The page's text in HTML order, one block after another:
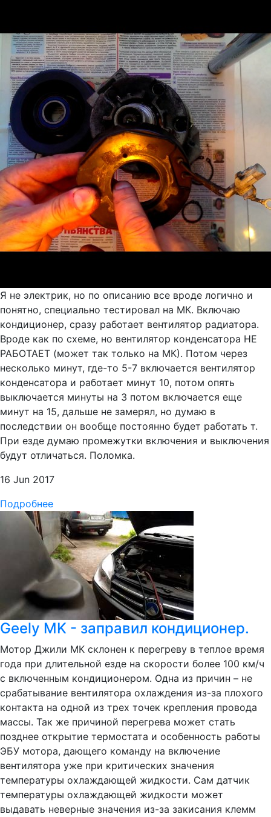
Я не электрик, но по описанию все вроде логично и
понятно, специально тестировал на МК. Включаю
кондиционер, сразу работает вентилятор радиатора.
Вроде как по схеме, но вентилятор конденсатора НЕ
РАБОТАЕТ (может так только на МК). Потом через
несколько минут, где-то 5-7 включается вентилятор
конденсатора и работает минут 10, потом опять
выключается минуты на 3 потом включается еще
минут на 15, дальше не замерял, но думаю в
последствии он вообще постоянно будет работать т.
При езде думаю промежутки включения и выключения
будут отличаться. Поломка.
16 Jun 2017
Подробнее
Geely MK - заправил кондиционер.
Мотор Джили МК склонен к перегреву в теплое время
года при длительной езде на скорости более 100 км/ч
с включенным кондиционером. Одна из причин – не
срабатывание вентилятора охлаждения из-за плохого
контакта на одной из трех точек крепления провода
массы. Так же причиной перегрева может стать
позднее открытие термостата и особенность работы
ЭБУ мотора, дающего команду на включение
вентилятора уже при критических значения
температуры охлаждающей жидкости. Сам датчик
температуры охлаждающей жидкости может
выдавать неверные значения из-за закисания клемм